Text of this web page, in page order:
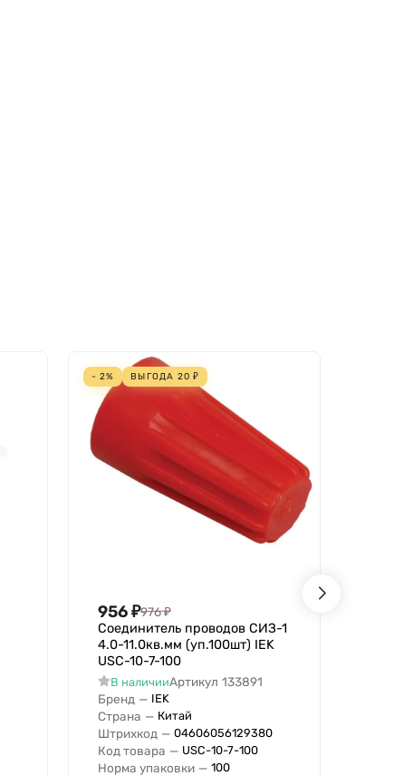
- 2% ВЫГОДА 20 ₽
956₽976₽
Соединитель проводов СИЗ-1
4.0-11.0кв.мм (уп.100шт) IEK
USC-10-7-100
В наличииАртикул 133891
Бренд — IEK
Страна — Китай
Штрихкод — 04606056129380
Код товара — USC-10-7-100
Норма упаковки — 100